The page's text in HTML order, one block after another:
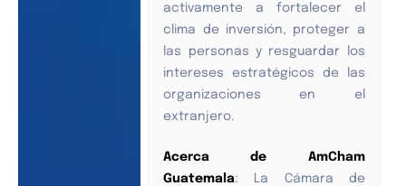
activamente a fortalecer el
clima de inversión, proteger a
las personas y resguardar los
intereses estratégicos de las
organizaciones en el
extranjero.
Acerca de AmCham
Guatemala: La Cámara de